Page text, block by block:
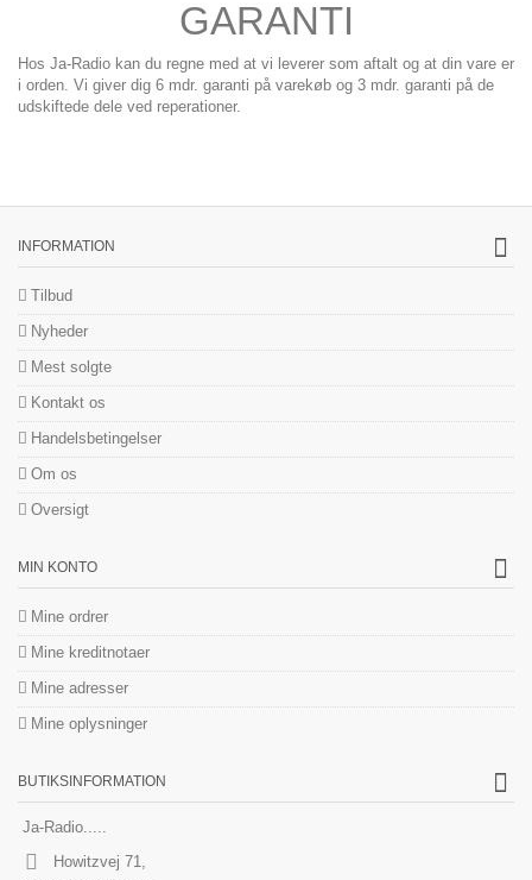
GARANTI
Hos Ja-Radio kan du regne med at vi leverer som aftalt og at din vare er
i orden. Vi giver dig 6 mdr. garanti på varekøb og 3 mdr. garanti på de
udskiftede dele ved reperationer.
INFORMATION
Tilbud
Nyheder
Mest solgte
Kontakt os
Handelsbetingelser
Om os
Oversigt
MIN KONTO
Mine ordrer
Mine kreditnotaer
Mine adresser
Mine oplysninger
BUTIKSINFORMATION
Ja-Radio.....
Howitzvej 71,